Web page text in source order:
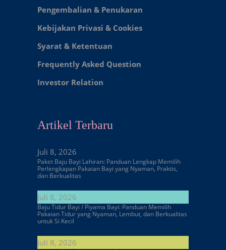
Pengembalian & Penukaran
Kebijakan Privasi & Cookies
Syarat & Ketentuan
Frequently Asked Question
Investor Relation
Artikel Terbaru
Juli 8, 2026
Paket Baju Bayi Lahiran: Panduan Lengkap Memilih
Perlengkapan Pakaian Bayi yang Nyaman, Praktis,
dan Berkualitas
Juli 8, 2026
Baju Tidur Bayi / Piyama Bayi: Panduan Memilih
Pakaian Tidur yang Nyaman, Lembut, dan Berkualitas
untuk Si Kecil
Juli 8, 2026